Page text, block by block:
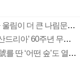
‘시대의 걸작’ 세상에 나온지 60년…지금 울림이 더 큰 나림문학 기려
더 풍성해진 이병주문학제…‘소설·알렉산드리아’ 60주년 무게감 선명
나림 정신 되새긴 가을 문학잔치…그의 號를 딴 ‘어떤 숲’도 열렸다